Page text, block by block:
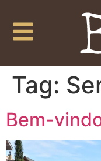
Tag:
Bem-